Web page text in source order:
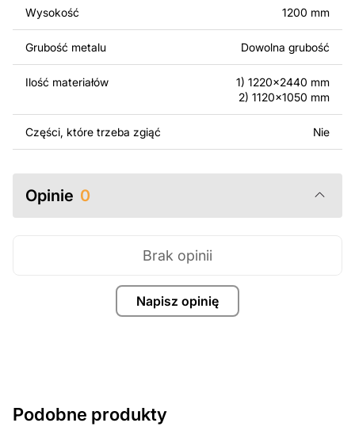
Za dodatkową opłatą możemy dostosować projekt
poprzez dodanie tekstu, obrazów lub logo Twojej firmy
albo wprowadzenie innych modyfikacji według Twoich
potrzeb. Jeśli potrzebujesz indywidualnego projektu
metalowego produktu, skontaktuj się z nami.
Jeśli masz jakiekolwiek pytania lub potrzebujesz
pomocy, skontaktuj się z nami w dowolnym momencie –
Wysokość 1200 mm
Grubość metalu Dowolna grubość
Ilość materiałów
1) 1220x2440 mm
2) 1120x1050 mm
Części, które trzeba zgiąć Nie
Opinie 0
Napisz opinię
Brak opinii
Podobne produkty